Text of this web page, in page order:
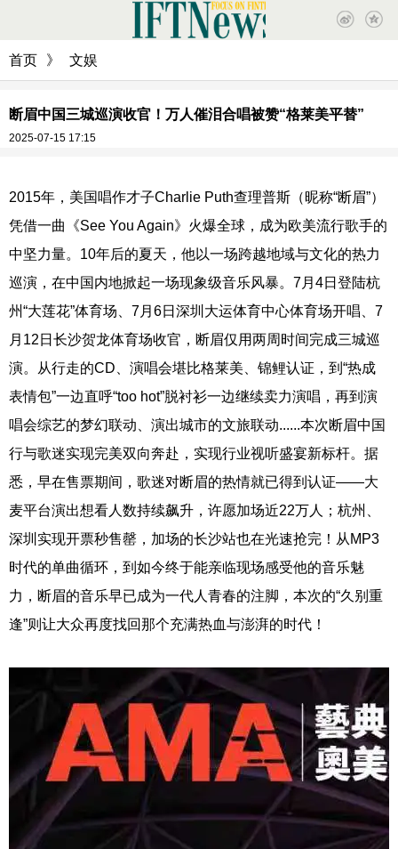
首页 》 文娱
断眉中国三城巡演收官！万人催泪合唱被赞“格莱美平替”
2025-07-15 17:15
2015年，美国唱作才子Charlie Puth查理普斯（昵称“断眉”）
凭借一曲《See You Again》火爆全球，成为欧美流行歌手的
中坚力量。10年后的夏天，他以一场跨越地域与文化的热力
巡演，在中国内地掀起一场现象级音乐风暴。7月4日登陆杭
州“大莲花”体育场、7月6日深圳大运体育中心体育场开唱、7
月12日长沙贺龙体育场收官，断眉仅用两周时间完成三城巡
演。从行走的CD、演唱会堪比格莱美、锦鲤认证，到“热成
表情包”一边直呼“too hot”脱衬衫一边继续卖力演唱，再到演
唱会综艺的梦幻联动、演出城市的文旅联动......本次断眉中国
行与歌迷实现完美双向奔赴，实现行业视听盛宴新标杆。据
悉，早在售票期间，歌迷对断眉的热情就已得到认证——大
麦平台演出想看人数持续飙升，许愿加场近22万人；杭州、
深圳实现开票秒售罄，加场的长沙站也在光速抢完！从MP3
时代的单曲循环，到如今终于能亲临现场感受他的音乐魅
力，断眉的音乐早已成为一代人青春的注脚，本次的“久别重
逢”则让大众再度找回那个充满热血与澎湃的时代！